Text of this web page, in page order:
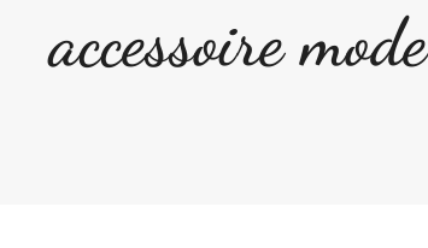
accessoire mode